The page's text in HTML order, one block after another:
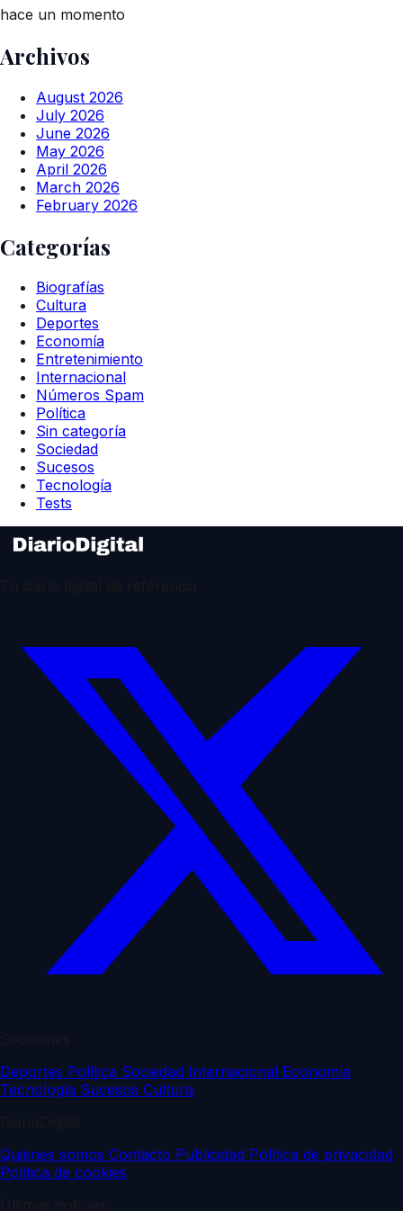
hace un momento
Archivos
August 2026
July 2026
June 2026
May 2026
April 2026
March 2026
February 2026
Categorías
Biografías
Cultura
Deportes
Economía
Entretenimiento
Internacional
Números Spam
Política
Sin categoría
Sociedad
Sucesos
Tecnología
Tests
Deportes Política Sociedad Internacional Economía
Tecnología Sucesos Cultura
Quiénes somos Contacto Publicidad Política de privacidad
Política de cookies